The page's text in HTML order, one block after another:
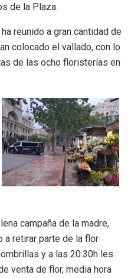
de la Plaza.
reunido a gran cantidad de
colocado el vallado, con lo
de las ocho floristerías en
campaña de la madre,
a retirar parte de la flor
y a las 20:30h les
venta de flor, media hora